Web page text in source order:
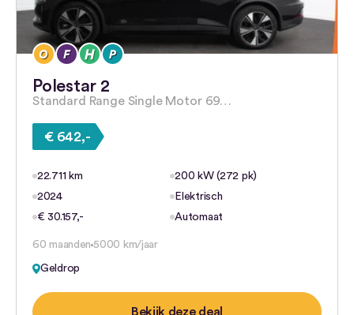
Polestar 2
Standard Range Single Motor 69…
€ 642,-
22.711 km
200 kW (272 pk)
2024
Elektrisch
€ 30.157,-
Automaat
60 maanden 5000 km/jaar
Geldrop
Bekijk deze deal